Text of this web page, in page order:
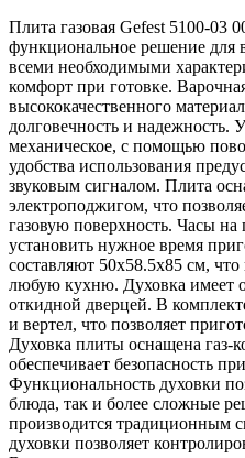
Плита газовая Gefest 5100-03
функциональное решение для
всеми необходимыми
комфорт при готовке.
высококачественного
долговечность и надежность.
механическое, с помощью
удобства использования
звуковым сигналом. Плита
электроподжигом, что
газовую поверхность. Часы
установить нужное время
составляют 50x58.5x85 см, что
любую кухню. Духовка имеет
откидной дверцей. В
и вертел, что позволяет
Духовка плиты оснащена газ-
обеспечивает безопасность
Функциональность духовки
блюда, так и более сложные
производится традиционным
духовки позволяет